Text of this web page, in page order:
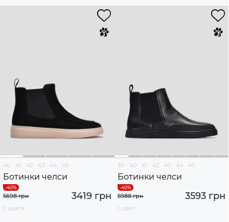
40 41 42 43 44 45
Ботинки челси
3419 грн
5698 грн
2 цвета
39 40 41 42 43 44 45
Ботинки челси
3593 грн
5988 грн
1 цвет